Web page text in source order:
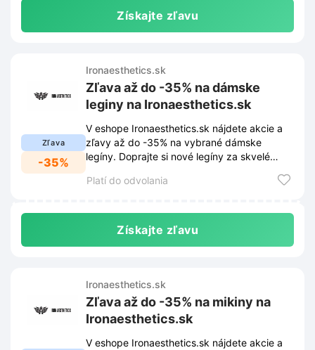
Získajte zľavu
Zľava
-35%
Ironaesthetics.sk
Zľava až do -35% na dámske
leginy na Ironaesthetics.sk
V eshope Ironaesthetics.sk nájdete akcie a
zľavy až do -35% na vybrané dámske
legíny. Doprajte si nové legíny za skvelé
Platí do odvolania
Získajte zľavu
Ironaesthetics.sk
Zľava až do -35% na mikiny na
Ironaesthetics.sk
V eshope Ironaesthetics.sk nájdete akcie a